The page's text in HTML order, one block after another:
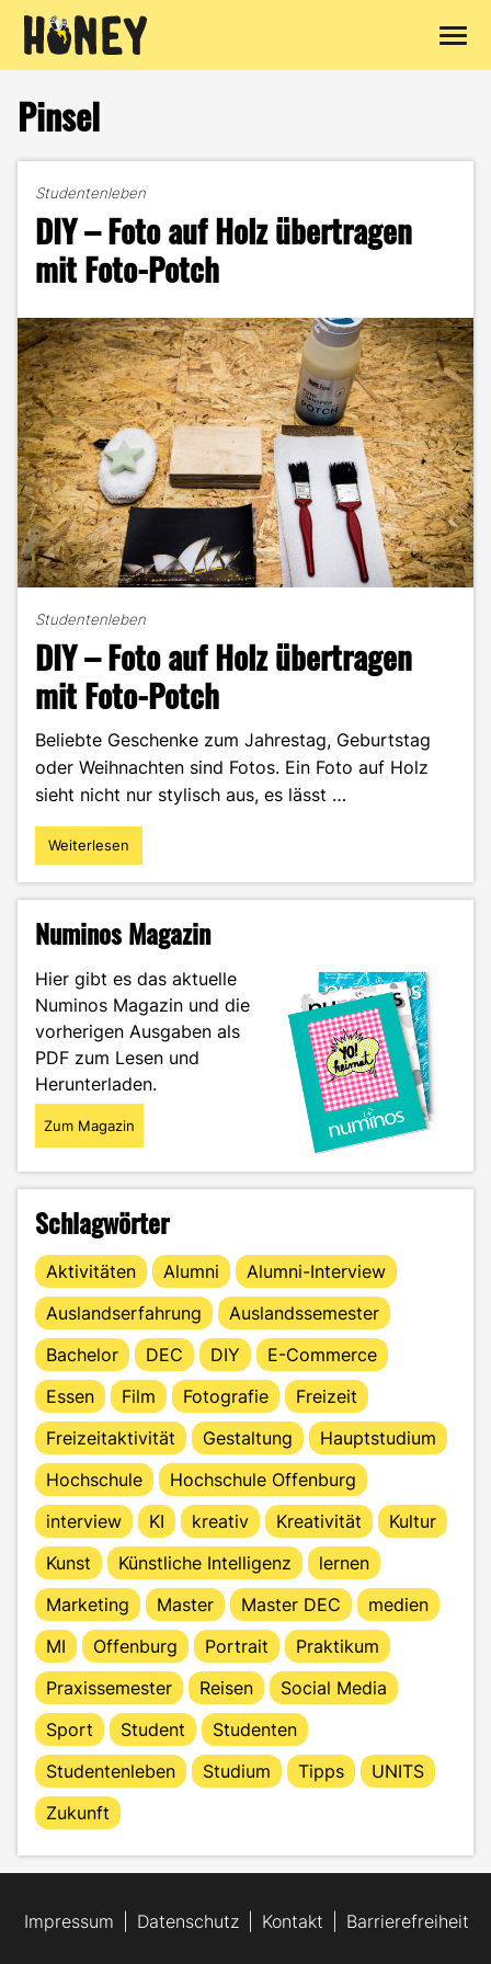
Inhalt
springen
Pinsel
Studentenleben
DIY – Foto auf Holz übertragen
mit Foto-Potch
Studentenleben
DIY – Foto auf Holz übertragen
mit Foto-Potch
Beliebte Geschenke zum Jahrestag, Geburtstag
oder Weihnachten sind Fotos. Ein Foto auf Holz
sieht nicht nur stylisch aus, es lässt …
"DIY
–
Holz
mit
Foto-
Potch"
Weiterlesen
Numinos Magazin
Hier gibt es das aktuelle
Numinos Magazin und die
vorherigen Ausgaben als
PDF zum Lesen und
Herunterladen.
Zum Magazin
Schlagwörter
Aktivitäten Alumni
Alumni-Interview
Auslandserfahrung
Auslandssemester
Bachelor
DEC DIY
E-Commerce
Essen
Film Fotografie
Freizeit
Freizeitaktivität
Gestaltung
Hauptstudium
Hochschule
Hochschule Offenburg
interview
KI kreativ Kreativität
Kultur
Kunst
Künstliche Intelligenz
lernen
Marketing
Master Master DEC
medien
MI
Offenburg Portrait
Praktikum
Praxissemester
Reisen
Social Media
Sport
Student
Studenten
Studentenleben
Studium Tipps
UNITS
Zukunft
Impressum Datenschutz Kontakt Barrierefreiheit